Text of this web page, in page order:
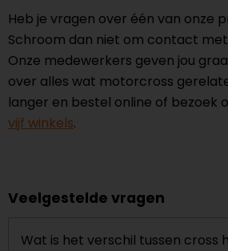
Heb je vragen over één van onze
Schroom dan niet om contact
Onze medewerkers geven jou
over alles wat motorcross
langer en bestel online of bezoek
vijf winkels.
Veelgestelde vragen
Wat is het verschil tussen cross